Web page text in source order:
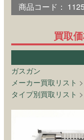
商品コード：
買取
ガスガン
メーカー買取リスト >
タイプ別買取リスト >